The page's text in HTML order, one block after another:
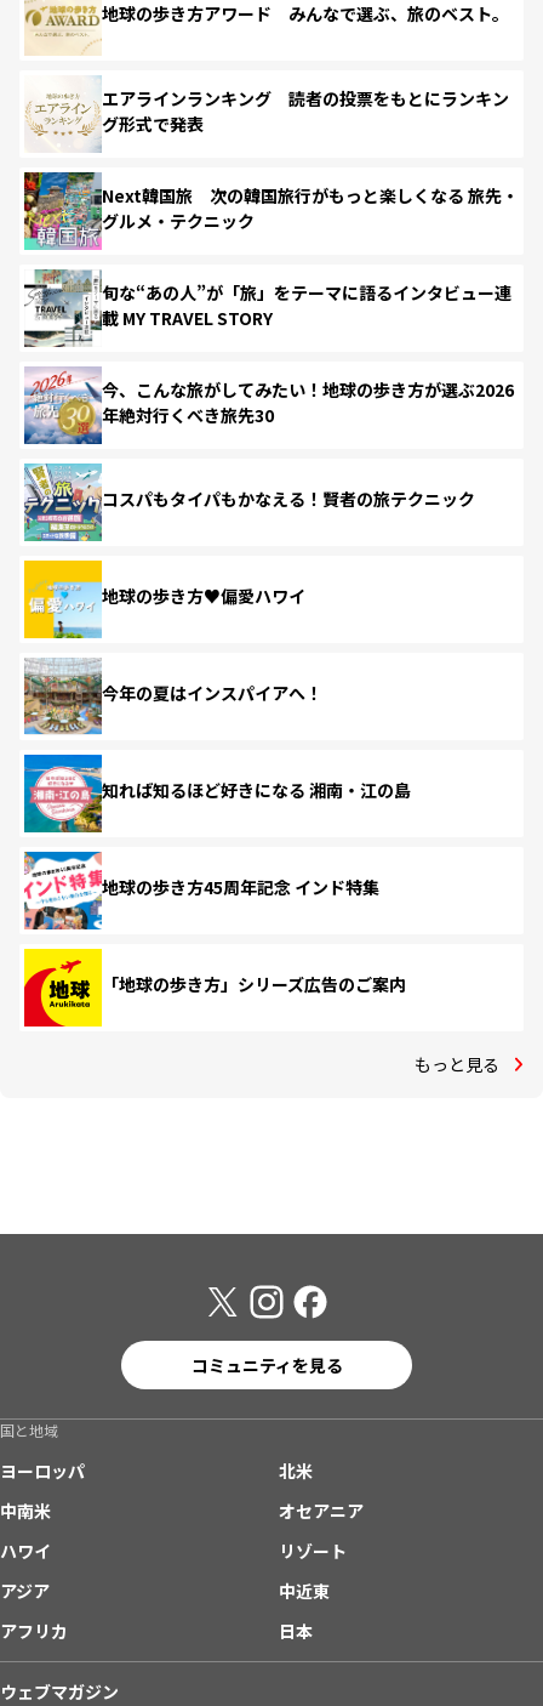
地球の歩き方アワード みんなで選ぶ、旅のベスト。
エアラインランキング 読者の投票をもとにランキン
グ形式で発表
Next韓国旅 次の韓国旅行がもっと楽しくなる 旅先・
グルメ・テクニック
旬な“あの人”が「旅」をテーマに語るインタビュー連
載 MY TRAVEL STORY
今、こんな旅がしてみたい！地球の歩き方が選ぶ2026
年絶対行くべき旅先30
コスパもタイパもかなえる！賢者の旅テクニック
地球の歩き方♥偏愛ハワイ
今年の夏はインスパイアへ！
知れば知るほど好きになる 湘南・江の島
地球の歩き方45周年記念 インド特集
「地球の歩き方」シリーズ広告のご案内
もっと見る
コミュニティを見る
国と地域
ヨーロッパ
北米
中南米
オセアニア
ハワイ
リゾート
アジア
中近東
アフリカ
日本
ウェブマガジン